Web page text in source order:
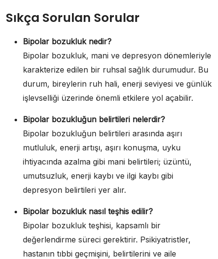
Sıkça Sorulan Sorular
Bipolar bozukluk nedir?
Bipolar bozukluk, mani ve depresyon dönemleriyle
karakterize edilen bir ruhsal sağlık durumudur. Bu
durum, bireylerin ruh hali, enerji seviyesi ve günlük
işlevselliği üzerinde önemli etkilere yol açabilir.
Bipolar bozukluğun belirtileri nelerdir?
Bipolar bozukluğun belirtileri arasında aşırı
mutluluk, enerji artışı, aşırı konuşma, uyku
ihtiyacında azalma gibi mani belirtileri; üzüntü,
umutsuzluk, enerji kaybı ve ilgi kaybı gibi
depresyon belirtileri yer alır.
Bipolar bozukluk nasıl teşhis edilir?
Bipolar bozukluk teşhisi, kapsamlı bir
değerlendirme süreci gerektirir. Psikiyatristler,
hastanın tıbbi geçmişini, belirtilerini ve aile